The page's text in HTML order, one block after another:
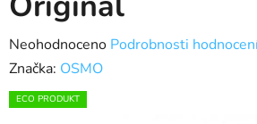
Průměrné
hodnocení
produktu
Neohodnoceno Podrobnosti
Značka: OSMO
ECO PRODUKT